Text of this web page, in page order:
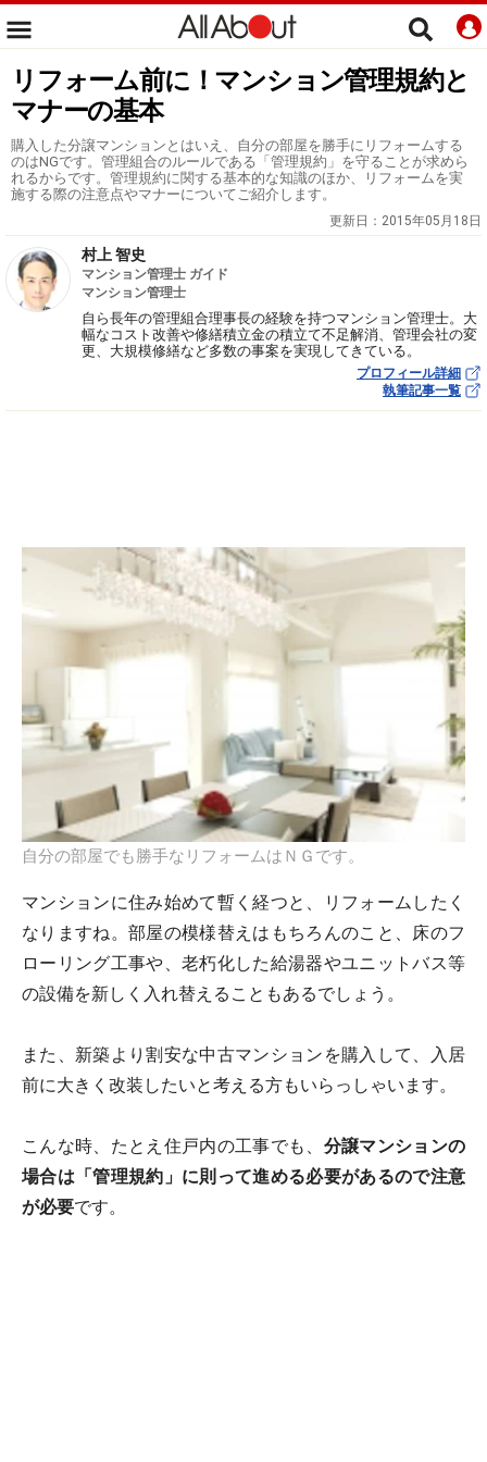
リフォーム前に！マンション管理規約と
マナーの基本
購入した分譲マンションとはいえ、自分の部屋を勝手にリフォームする
のはNGです。管理組合のルールである「管理規約」を守ることが求めら
れるからです。管理規約に関する基本的な知識のほか、リフォームを実
施する際の注意点やマナーについてご紹介します。
更新日： 2015年05月18日
村上 智史
マンション管理士 ガイド
マンション管理士
自ら長年の管理組合理事長の経験を持つマンション管理士。大
幅なコスト改善や修繕積立金の積立て不足解消、管理会社の変
更、大規模修繕など多数の事案を実現してきている。
プロフィール詳細
執筆記事一覧
自分の部屋でも勝手なリフォームはＮＧです。
マンションに住み始めて暫く経つと、リフォームしたく
なりますね。部屋の模様替えはもちろんのこと、床のフ
ローリング工事や、老朽化した給湯器やユニットバス等
の設備を新しく入れ替えることもあるでしょう。
また、新築より割安な中古マンションを購入して、入居
前に大きく改装したいと考える方もいらっしゃいます。
こんな時、たとえ住戸内の工事でも、 分譲マンションの
場合は「管理規約」に則って進める必要があるので注意
が必要です。